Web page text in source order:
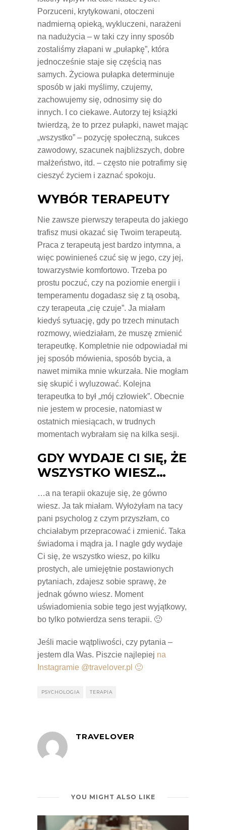
Porzuceni, krytykowani, otoczeni
nadmierną opieką, wykluczeni, narażeni
na nadużycia – w taki czy inny sposób
zostaliśmy złapani w „pułapkę”, która
jednocześnie staje się częścią nas
samych. Życiowa pułapka determinuje
sposób w jaki myślimy, czujemy,
zachowujemy się, odnosimy się do
innych. I co ciekawe. Autorzy tej książki
twierdzą, że to przez pułapki, nawet mając
„wszystko” – pozycję społeczną, sukces
zawodowy, szacunek najbliższych, dobre
małżeństwo, itd. – często nie potrafimy się
cieszyć życiem i zaznać spokoju.
WYBÓR TERAPEUTY
Nie zawsze pierwszy terapeuta do jakiego
trafisz musi okazać się Twoim terapeutą.
Praca z terapeutą jest bardzo intymna, a
więc powinieneś czuć się w jego, czy jej,
towarzystwie komfortowo. Trzeba po
prostu poczuć, czy na poziomie energii i
temperamentu dogadasz się z tą osobą,
czy terapeuta „cię czuje”. Ja miałam
kiedyś sytuację, gdy po trzech minutach
rozmowy, wiedziałam, że muszę zmienić
terapeutkę. Kompletnie nie odpowiadał mi
jej sposób mówienia, sposób bycia, a
nawet mimika mnie wkurzała. Nie mogłam
się skupić i wyluzować. Kolejna
terapeutka to był „mój człowiek”. Obecnie
nie jestem w procesie, natomiast w
ostatnich miesiącach, w trudnych
momentach wybrałam się na kilka sesji.
GDY WYDAJE CI SIĘ, ŻE
WSZYSTKO WIESZ…
…a na terapii okazuje się, że gówno
wiesz. Ja tak miałam. Wyłożyłam na tacy
pani psycholog z czym przyszłam, co
chciałabym przepracować i zmienić. Taka
świadoma i mądra ja. I nagle gdy wydaje
Ci się, że wszystko wiesz, po kilku
prostych, ale umiejętnie postawionych
pytaniach, zdajesz sobie sprawę, że
jednak gówno wiesz. Moment
uświadomienia sobie tego jest wyjątkowy,
bo tylko potwierdza sens terapii. 🙂
Jeśli macie wątpliwości, czy pytania –
jestem dla Was. Piszcie najlepiej na
Instagramie @travelover.pl 🙂
PSYCHOLOGIA TERAPIA
TRAVELOVER
YOU MIGHT ALSO LIKE